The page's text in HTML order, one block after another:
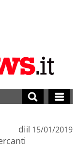
diil 15/01/2019